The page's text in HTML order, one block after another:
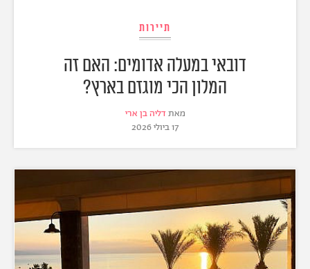
תיירות
דובאי במעלה אדומים: האם זה
המלון הכי מוגזם בארץ?
מאת דליה בן ארי
17 ביולי 2026